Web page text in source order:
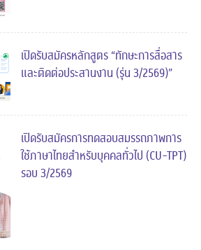
เปิดรับสมัครหลักสูตร “ทักษะการสื่อสาร
และติดต่อประสานงาน (รุ่น 3/2569)”
เปิดรับสมัครการทดสอบสมรรถภาพการ
ใช้ภาษาไทยสำหรับบุคคลทั่วไป (CU-TPT)
รอบ 3/2569